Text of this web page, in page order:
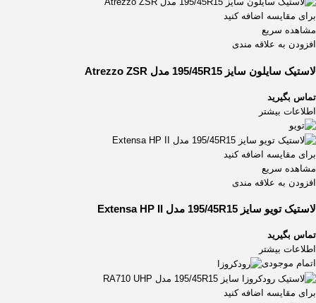
برای مقایسه اضافه کنید
مشاهده سریع
افزودن به علاقه مندی
لاستیک سایلون سایز 195/45R15 مدل Atrezzo ZSR
تماس بگیرید
اطلاعات بیشتر
برای مقایسه اضافه کنید
مشاهده سریع
افزودن به علاقه مندی
لاستیک تویو سایز 195/45R15 مدل Extensa HP II
تماس بگیرید
اطلاعات بیشتر
اتمام موجودی
برای مقایسه اضافه کنید